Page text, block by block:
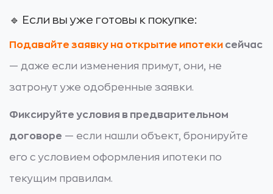
🔹 Если вы уже готовы к покупке:
Подавайте заявку на открытие ипотеки сейчас
— даже если изменения примут, они, не
затронут уже одобренные заявки.
Фиксируйте условия в предварительном
договоре — если нашли объект, бронируйте
его с условием оформления ипотеки по
текущим правилам.